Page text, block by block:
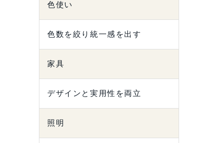
色使い
色数を絞り統一感を出す
家具
デザインと実用性を両立
照明